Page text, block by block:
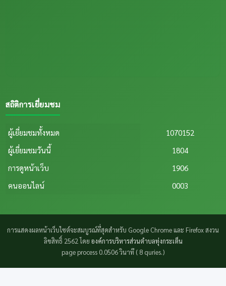
สถิติการเยี่ยมชม
ผู้เยี่ยมชมทั้งหมด
1070152
ผู้เยี่ยมชมวันนี้
1804
การดูหน้าเว็บ
1906
คนออนไลน์
0003
การแสดงผลหน้าเว็บไซต์จะสมบูรณ์ที่สุดสำหรับ Google Chrome และ Firefox สงวน
ลิขสิทธิ์ 2562 โดย องค์การบริหารส่วนตำบลทุ่งกระเต็น
page process 0.0506วินาที ( 8 quries.)